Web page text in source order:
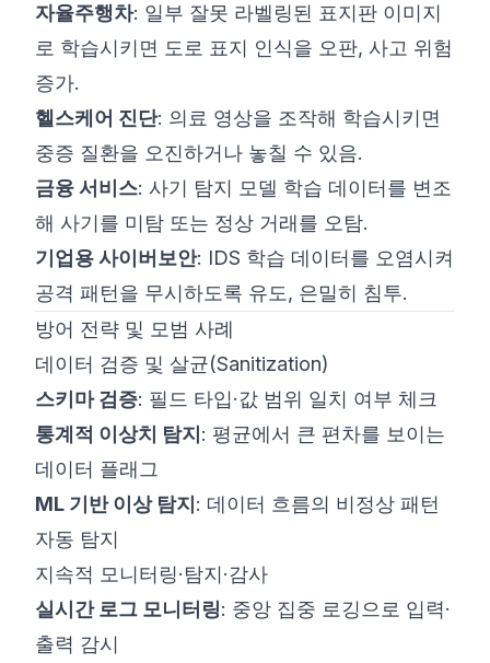
자율주행차: 일부 잘못 라벨링된 표지판 이미지
로 학습시키면 도로 표지 인식을 오판, 사고 위험
증가.
헬스케어 진단: 의료 영상을 조작해 학습시키면
중증 질환을 오진하거나 놓칠 수 있음.
금융 서비스: 사기 탐지 모델 학습 데이터를 변조
해 사기를 미탐 또는 정상 거래를 오탐.
기업용 사이버보안: IDS 학습 데이터를 오염시켜
공격 패턴을 무시하도록 유도, 은밀히 침투.
방어 전략 및 모범 사례
데이터 검증 및 살균(Sanitization)
스키마 검증: 필드 타입·값 범위 일치 여부 체크
통계적 이상치 탐지 : 평균에서 큰 편차를 보이는
데이터 플래그
ML 기반 이상 탐지 : 데이터 흐름의 비정상 패턴
자동 탐지
지속적 모니터링·탐지·감사
실시간 로그 모니터링: 중앙 집중 로깅으로 입력·
출력 감시